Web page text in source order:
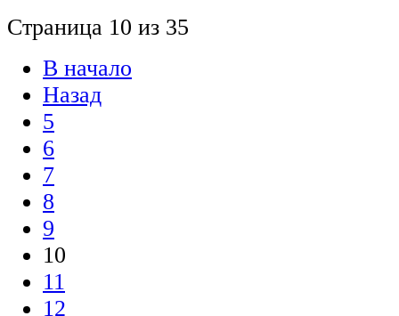
Страница 10 из 35
В начало
Назад
5
6
7
8
9
10
11
12